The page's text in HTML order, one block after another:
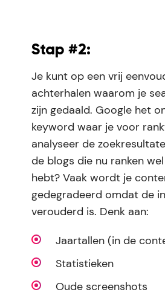
Stap #2:
Je kunt op een vrij
achterhalen waarom je
zijn gedaald. Google het
keyword waar je voor
analyseer de
de blogs die nu ranken
hebt? Vaak wordt je
gedegradeerd omdat de
verouderd is. Denk aan:
Jaartallen (in de
Statistieken
Oude screenshots